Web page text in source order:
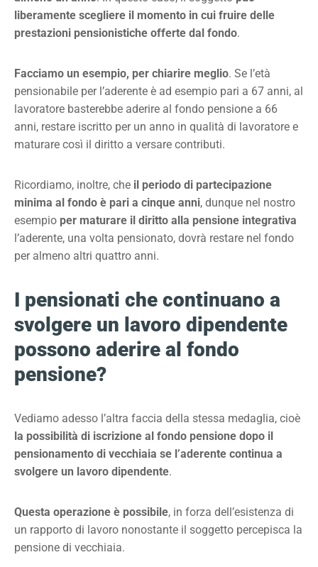
liberamente scegliere il momento in cui fruire delle
prestazioni pensionistiche offerte dal fondo.
Facciamo un esempio, per chiarire meglio. Se l’età
pensionabile per l’aderente è ad esempio pari a 67 anni, al
lavoratore basterebbe aderire al fondo pensione a 66
anni, restare iscritto per un anno in qualità di lavoratore e
maturare così il diritto a versare contributi.
Ricordiamo, inoltre, che il periodo di partecipazione
minima al fondo è pari a cinque anni, dunque nel nostro
esempio per maturare il diritto alla pensione integrativa
l’aderente, una volta pensionato, dovrà restare nel fondo
per almeno altri quattro anni.
I pensionati che continuano a
svolgere un lavoro dipendente
possono aderire al fondo
pensione?
Vediamo adesso l’altra faccia della stessa medaglia, cioè
la possibilità di iscrizione al fondo pensione dopo il
pensionamento di vecchiaia se l’aderente continua a
svolgere un lavoro dipendente.
Questa operazione è possibile, in forza dell’esistenza di
un rapporto di lavoro nonostante il soggetto percepisca la
pensione di vecchiaia.